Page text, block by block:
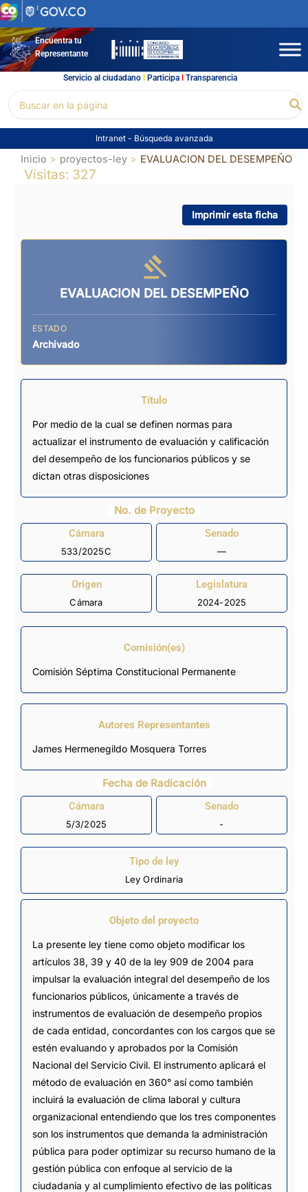
Ir
al
contenidoEncuentra tu
Representante
Servicio al ciudadano l Participal Transparencia
por:
Intranet - Búsqueda avanzada
Inicio proyectos-ley EVALUACION DEL DESEMPEÑO
Visitas: 327
Imprimir esta ficha
EVALUACION DEL DESEMPEÑO
ESTADO
Archivado
Título
Por medio de la cual se definen normas para
actualizar el instrumento de evaluación y calificación
del desempeño de los funcionarios públicos y se
dictan otras disposiciones
No. de Proyecto
Cámara
533/2025C
Senado
—
Origen
Cámara
Legislatura
2024-2025
Comisión(es)
Comisión Séptima Constitucional Permanente
Autores Representantes
James Hermenegildo Mosquera Torres
Fecha de Radicación
Cámara
5/3/2025
Senado
-
Tipo de ley
Ley Ordinaria
Objeto del proyecto
La presente ley tiene como objeto modificar los
artículos 38, 39 y 40 de la ley 909 de 2004 para
impulsar la evaluación integral del desempeño de los
funcionarios públicos, únicamente a través de
instrumentos de evaluación de desempeño propios
de cada entidad, concordantes con los cargos que se
estén evaluando y aprobados por la Comisión
Nacional del Servicio Civil. El instrumento aplicará el
método de evaluación en 360° así como también
incluirá la evaluación de clima laboral y cultura
organizacional entendiendo que los tres componentes
son los instrumentos que demanda la administración
pública para poder optimizar su recurso humano de la
gestión pública con enfoque al servicio de la
ciudadanía y al cumplimiento efectivo de las políticas